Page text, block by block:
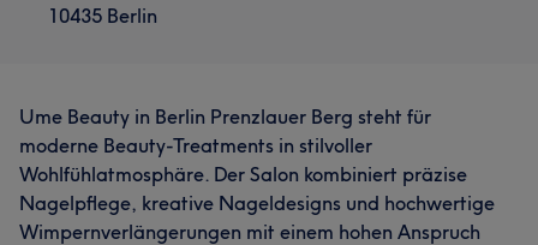
10435 Berlin
Ume Beauty in Berlin Prenzlauer Berg steht für
moderne Beauty-Treatments in stilvoller
Wohlfühlatmosphäre. Der Salon kombiniert präzise
Nagelpflege, kreative Nageldesigns und hochwertige
Wimpernverlängerungen mit einem hohen Anspruch